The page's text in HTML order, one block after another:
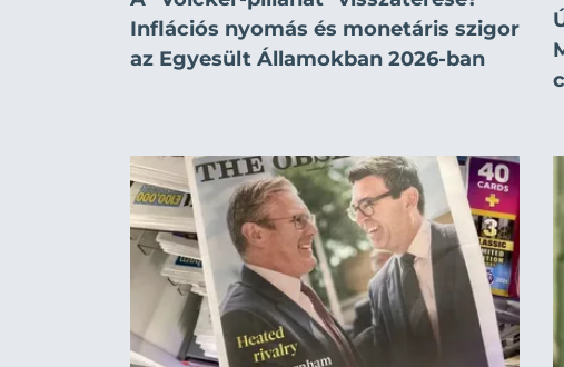
Inflációs nyomás és monetáris szigor
az Egyesült Államokban 2026-ban